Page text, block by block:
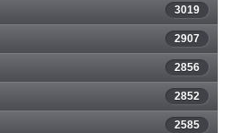
3019
2907
2856
2852
2585